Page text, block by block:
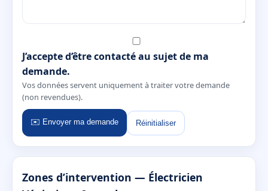
J’accepte d’être contacté au sujet de ma
demande.
Vos données servent uniquement à traiter votre demande
(non revendues).
✉️ Envoyer ma demande Réinitialiser
Zones d’intervention — Électricien